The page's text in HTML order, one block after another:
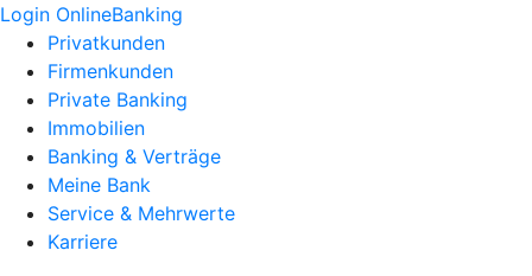
Login OnlineBanking
Privatkunden
Firmenkunden
Private Banking
Immobilien
Banking & Verträge
Meine Bank
Service & Mehrwerte
Karriere